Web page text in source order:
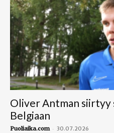
Oliver Antman siirtyy
Belgiaan
Puoliaika.com - 30.07.2026